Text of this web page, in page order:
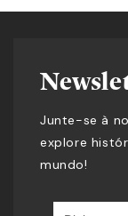
Junte-se à
explore
mundo!